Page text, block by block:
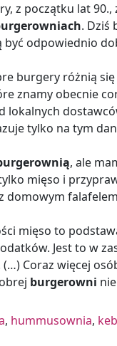
z początku lat
. Dziś
być odpowiednio
burgery różnią
znamy obecnie
lokalnych
tylko na tym
, ale
mięso i
domowym
mięso to
Jest to w
Coraz więcej
burgerowni
, hummusownia,